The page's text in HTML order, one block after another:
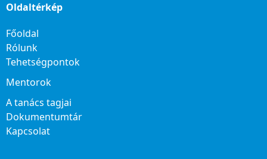
Oldaltérkép
Főoldal
Rólunk
Tehetségpontok
Mentorok
A tanács tagjai
Dokumentumtár
Kapcsolat